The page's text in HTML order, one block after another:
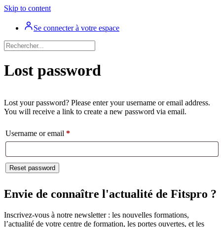
Skip to content
Se connecter à votre espace
Lost password
Lost your password? Please enter your username or email address.
You will receive a link to create a new password via email.
Username or email *Required
Reset password
Envie de connaître l'actualité de Fitspro ?
Inscrivez-vous à notre newsletter : les nouvelles formations,
l’actualité de votre centre de formation, les portes ouvertes, et les